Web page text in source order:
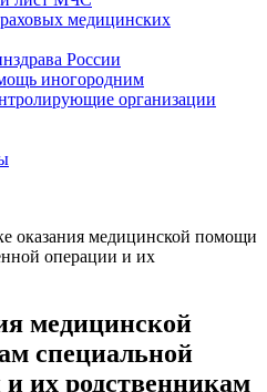
медицинских
России
иногородним
организации
оказания медицинской помощи
операции и их
медицинской
специальной
их родственникам